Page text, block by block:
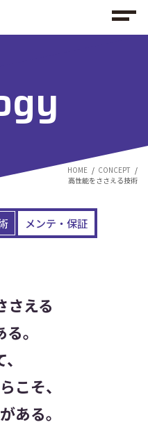
メンテ・保証
HOME
CONCEPT
高性能をささえる技術
さえる
。
こそ、
ある。